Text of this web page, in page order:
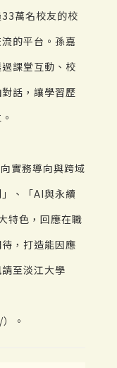
萬名校友的校
的平台。孫嘉
課堂互動、校
話，讓學習歷
實務導向與跨域
、「AI與永續
特色，回應在職
，打造能因應
至淡江大學
。